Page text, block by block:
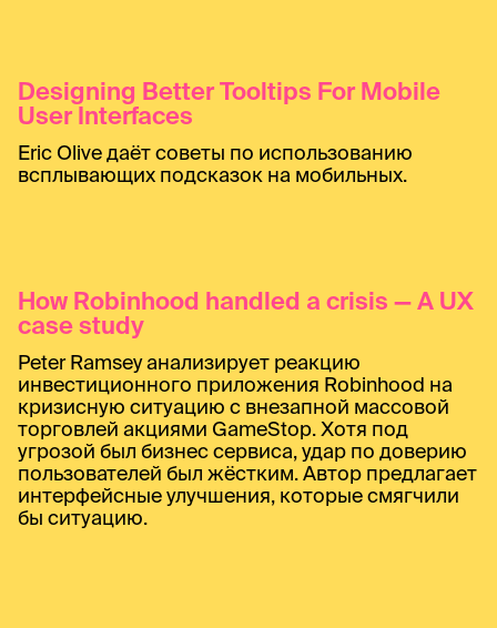
Designing Better Tooltips For Mobile
User Interfaces
Eric Olive даёт советы по использованию
всплывающих подсказок на мобильных.
How Robinhood handled a crisis — A UX
case study
Peter Ramsey анализирует реакцию
инвестиционного приложения Robinhood на
кризисную ситуацию с внезапной массовой
торговлей акциями GameStop. Хотя под
угрозой был бизнес сервиса, удар по доверию
пользователей был жёстким. Автор предлагает
интерфейсные улучшения, которые смягчили
бы ситуацию.